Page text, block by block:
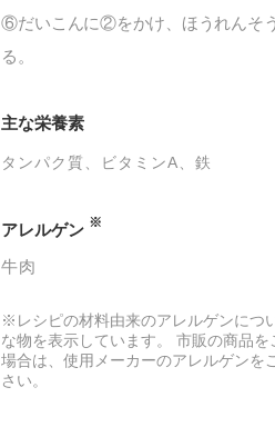
⑥だいこんに②をかけ、ほうれんそ
る。
主な栄養素
タンパク質 ビタミンA 鉄
アレルゲン ※
牛肉
※レシピの材料由来のアレルゲンにつ
な物を表示しています。 市販の商品を
場合は、使用メーカーのアレルゲンを
さい。